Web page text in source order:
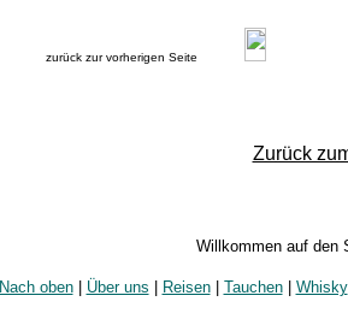
zurück zur vorherigen Seite
Zurück
Willkommen auf den
Nach oben| Über uns Reisen| Tauchen| Whisky